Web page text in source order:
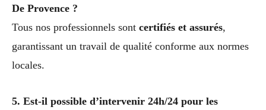
De Provence ?
Tous nos professionnels sont certifiés et assurés,
garantissant un travail de qualité conforme aux normes
locales.
5. Est-il possible d’intervenir 24h/24 pour les